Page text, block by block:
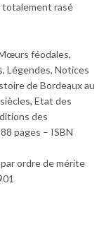
rasé
féodales,
Légendes, Notices
de Bordeaux au
Etat des
des
pages – ISBN
ordre de mérite